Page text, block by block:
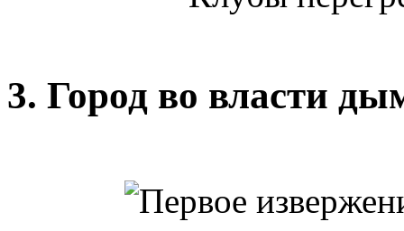
3. Город во власти